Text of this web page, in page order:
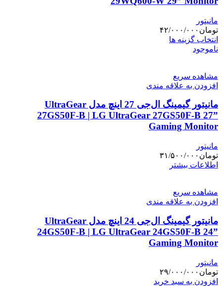
مانیتور
تومان ۴۲/۰۰۰/۰۰۰
انتخاب گزینه ها
می
گزینه
ها
ممکن
است
صفحه
انتخاب
ناموجود
مشاهده سریع
افزودن به علاقه مندی
مانیتور گیمینگ ال‌جی 27 اینچ مدل UltraGear
27GS50F-B | LG UltraGear 27GS50F-B 27”
Gaming Monitor
مانیتور
تومان ۳۱/۵۰۰/۰۰۰
اطلاعات بیشتر
مشاهده سریع
افزودن به علاقه مندی
مانیتور گیمینگ ال‌جی 24 اینچ مدل UltraGear
24GS50F-B | LG UltraGear 24GS50F-B 24”
Gaming Monitor
مانیتور
تومان ۲۹/۰۰۰/۰۰۰
افزودن به سبد خرید